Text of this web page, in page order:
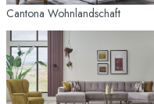
Cantona Wohnlandschaft